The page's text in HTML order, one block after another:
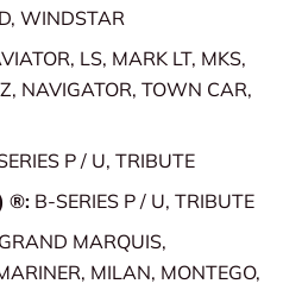
WINDSTAR
LS, MARK LT, MKS,
NAVIGATOR, TOWN CAR,
P / U, TRIBUTE
®: B-SERIES P / U, TRIBUTE
GRAND MARQUIS,
MILAN, MONTEGO,